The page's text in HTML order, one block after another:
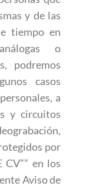
y de las
tiempo en
o
podremos
casos
a
y circuitos
por
CV”” en los
Aviso de